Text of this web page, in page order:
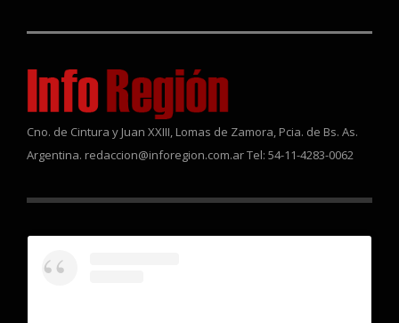
Cno. de Cintura y Juan XXIII, Lomas de Zamora, Pcia. de Bs. As.
Argentina. redaccion@inforegion.com.ar Tel: 54-11-4283-0062